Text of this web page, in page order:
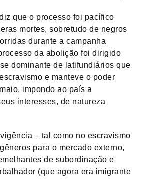
que o processo foi pacífico
mortes, sobretudo de negros
durante a campanha
da abolição foi dirigido
dominante de latifundiários que
e manteve o poder
impondo ao país a
interesses, de natureza
– tal como no escravismo
para o mercado externo,
de subordinação e
(que agora era imigrante